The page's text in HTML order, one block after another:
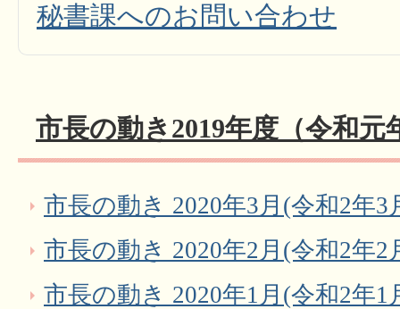
秘書課へのお問い合わせ
市長の動き2019年度（令和元
市長の動き 2020年3月(令和2年3
市長の動き 2020年2月(令和2年2
市長の動き 2020年1月(令和2年1